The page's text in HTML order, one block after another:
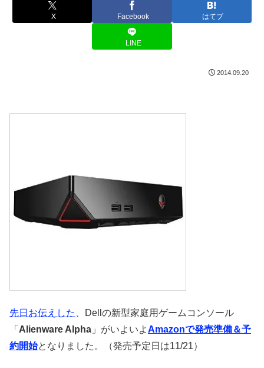
X Facebook はてブ
LINE
2014.09.20
先日お伝えした
、Dellの新型家庭用ゲームコンソール
「 Alienware Alpha 」がいよいよAmazonで発売準備＆予
約開始となりました。（発売予定日は11/21）